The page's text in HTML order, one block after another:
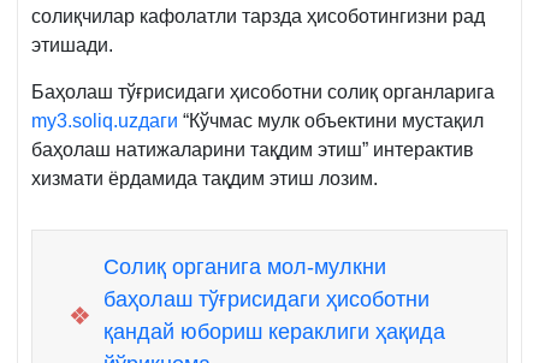
солиқчилар кафолатли тарзда ҳисоботингизни рад
этишади.
Баҳолаш тўғрисидаги ҳисоботни солиқ органларига
my3.soliq.uzдаги “Кўчмас мулк объектини мустақил
баҳолаш натижаларини тақдим этиш” интерактив
хизмати ёрдамида тақдим этиш лозим.
❖
Солиқ органига мол-мулкни
баҳолаш тўғрисидаги ҳисоботни
қандай юбориш кераклиги ҳақида